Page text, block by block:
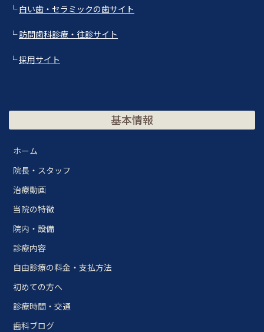
└白い歯・セラミックの歯サイト
└訪問歯科診療・往診サイト
└採用サイト
基本情報
ホーム
院長・スタッフ
治療動画
当院の特徴
院内・設備
診療内容
自由診療の料金・支払方法
初めての方へ
診療時間・交通
歯科ブログ